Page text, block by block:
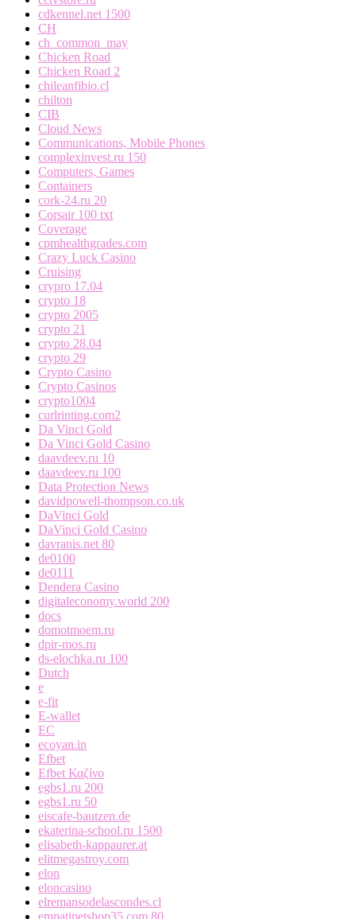
cdkennel.net 1500
CH
ch_common_may
Chicken Road
Chicken Road 2
chileanfibio.cl
chilton
CIB
Cloud News
Communications, Mobile Phones
complexinvest.ru 150
Computers, Games
Containers
cork-24.ru 20
Corsair 100 txt
Coverage
cpmhealthgrades.com
Crazy Luck Casino
Cruising
crypro 17.04
crypto 18
crypto 2005
crypto 21
crypto 28.04
crypto 29
Crypto Casino
Crypto Casinos
crypto1004
curlrinting.com2
Da Vinci Gold
Da Vinci Gold Casino
daavdeev.ru 10
daavdeev.ru 100
Data Protection News
davidpowell-thompson.co.uk
DaVinci Gold
DaVinci Gold Casino
davranis.net 80
de0100
de0111
Dendera Casino
digitaleconomy.world 200
docs
domotmoem.ru
dpir-mos.ru
ds-elochka.ru 100
Dutch
e
e-fit
E-wallet
EC
ecoyan.in
Efbet
Efbet Καζίνο
egbs1.ru 200
egbs1.ru 50
eiscafe-bautzen.de
ekaterina-school.ru 1500
elisabeth-kappaurer.at
elitmegastroy.com
elon
eloncasino
elremansodelascondes.cl